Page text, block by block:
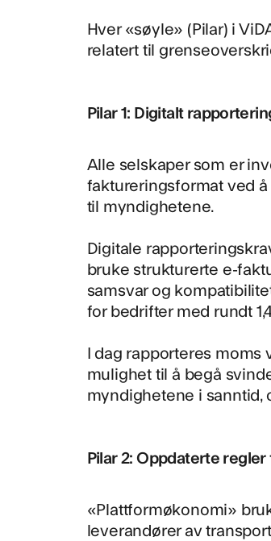
Hver «søyle» (Pilar) i
relatert til
Pilar 1: Digitalt
Alle selskaper som er
faktureringsformat ved
til myndighetene.
Digitale
bruke strukturerte e-
samsvar og
for bedrifter med rundt
I dag rapporteres moms
mulighet til å begå
myndighetene i
Pilar 2: Oppdaterte
«Plattformøkonomi»
leverandører av